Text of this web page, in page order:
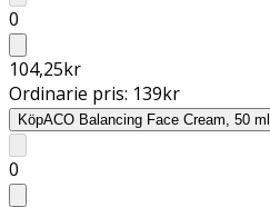
0
104,25kr
Ordinarie pris: 139kr
KöpACO Balancing Face Cream, 50 ml
0